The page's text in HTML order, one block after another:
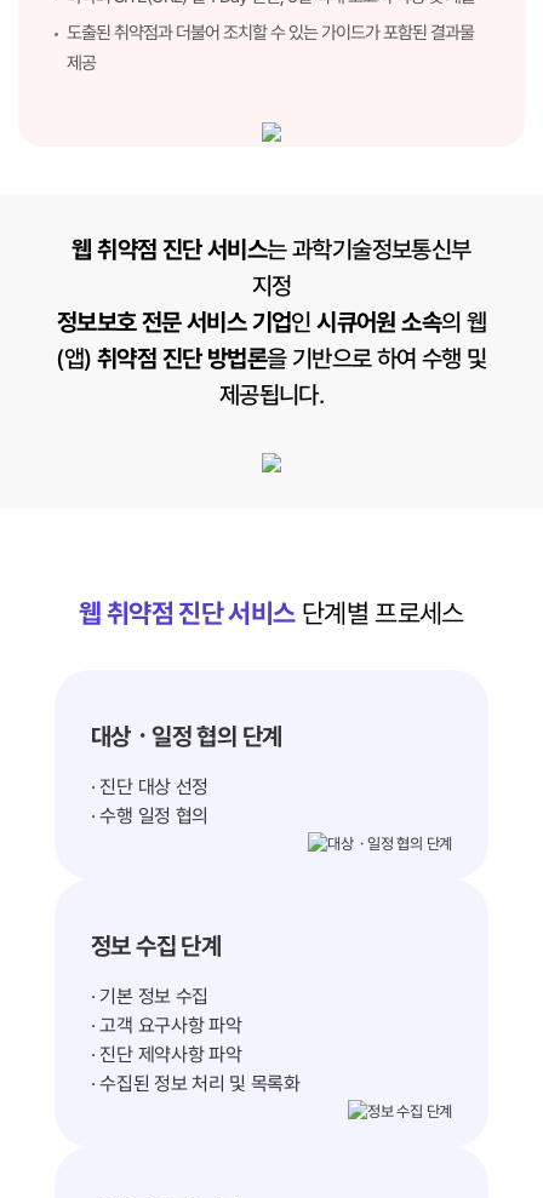
도출된 취약점과 더불어 조치할 수 있는 가이드가 포함된 결과물
제공
웹 취약점 진단 서비스는 과학기술정보통신부
지정
정보보호 전문 서비스 기업인시큐어원 소속의 웹
(앱) 취약점 진단 방법론을 기반으로 하여 수행 및
제공됩니다.
웹 취약점 진단 서비스단계별 프로세스
대상ㆍ일정 협의 단계
· 진단 대상 선정
· 수행 일정 협의
정보 수집 단계
· 기본 정보 수집
· 고객 요구사항 파악
· 진단 제약사항 파악
· 수집된 정보 처리 및 목록화